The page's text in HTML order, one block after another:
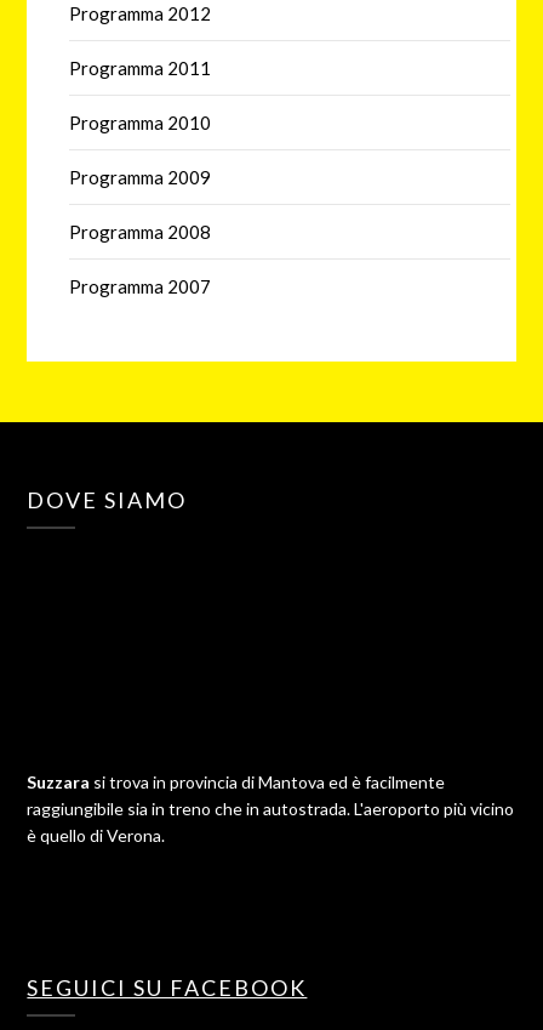
Programma 2012
Programma 2011
Programma 2010
Programma 2009
Programma 2008
Programma 2007
DOVE SIAMO
Suzzara si trova in provincia di Mantova ed è facilmente
raggiungibile sia in treno che in autostrada. L'aeroporto più vicino
è quello di Verona.
SEGUICI SU FACEBOOK